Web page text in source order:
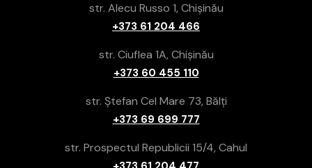
str. Alecu Russo 1, Chișinău
+373 61 204 466
str. Ciuflea 1A, Chișinău
+373 60 455 110
str. Ștefan Cel Mare 73, Bălți
+373 69 699 777
str. Prospectul Republicii 15/4, Cahul